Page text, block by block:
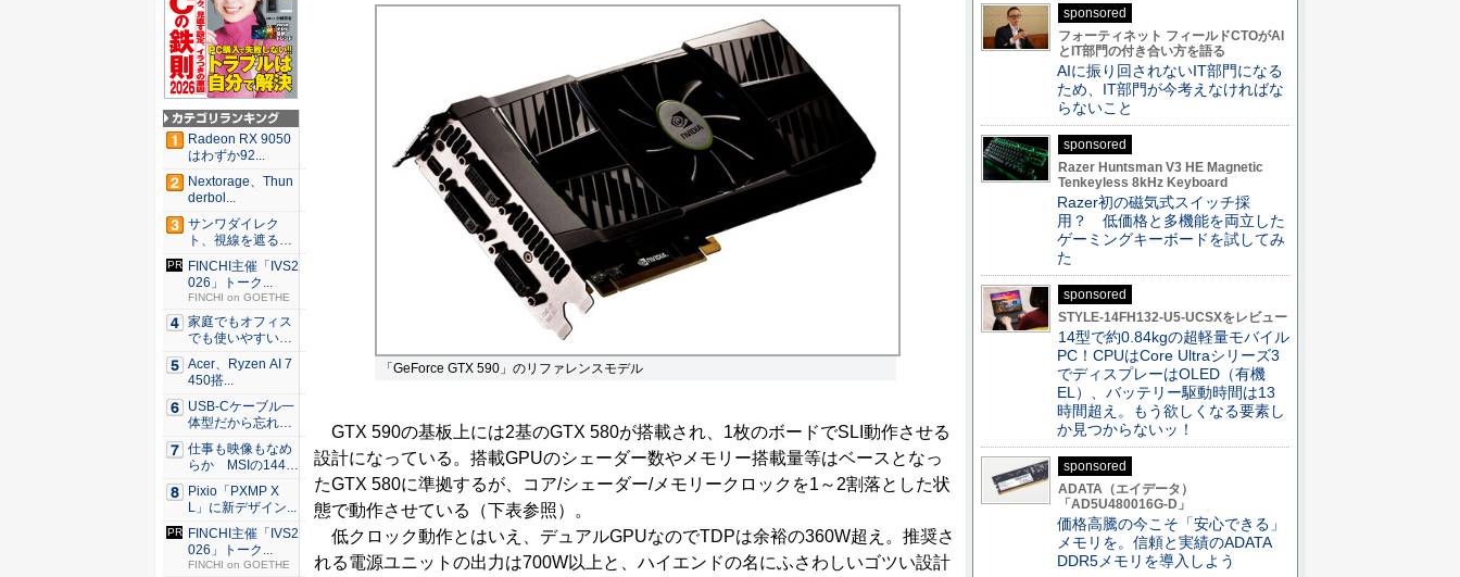
「GeForce GTX 590」のリファレンスモデル
GTX 590の基板上には2基のGTX 580が搭載され、1枚のボードでSLI動作させる
設計になっている。搭載GPUのシェーダー数やメモリー搭載量等はベースとなっ
たGTX 580に準拠するが、コア/シェーダー/メモリークロックを1～2割落とした状
態で動作させている（下表参照）。
低クロック動作とはいえ、デュアルGPUなのでTDPは余裕の360W超え。推奨さ
れる電源ユニットの出力は700W以上と、ハイエンドの名にふさわしいゴツい設計
Radeon RX 9050
はわずか92...
Nextorage、Thun
derbol...
サンワダイレク
ト、視線を遮るフ
ェルト製デ...
FINCHI主催「IVS2
026」トーク...
FINCHI on GOETHE
家庭でもオフィス
でも使いやすい
Syno...
Acer、Ryzen AI 7
450搭...
USB-Cケーブル一
体型だから忘れな
い！...
仕事も映像もなめ
らか MSIの144H
z...
Pixio「PXMP X
L」に新デザイン...
FINCHI主催「IVS2
026」トーク...
FINCHI on GOETHE
sponsored
フォーティネット フィールドCTOがAI
とIT部門の付き合い方を語る
AIに振り回されないIT部門になる
ため、IT部門が今考えなければな
らないこと
sponsored
Razer Huntsman V3 HE Magnetic
Tenkeyless 8kHz Keyboard
Razer初の磁気式スイッチ採
用？ 低価格と多機能を両立した
ゲーミングキーボードを試してみ
た
sponsored
STYLE-14FH132-U5-UCSXをレビュー
14型で約0.84kgの超軽量モバイル
PC！CPUはCore Ultraシリーズ3
でディスプレーはOLED（有機
EL）、バッテリー駆動時間は13
時間超え。もう欲しくなる要素し
か見つからないッ！
sponsored
ADATA（エイデータ）
「AD5U480016G-D」
価格高騰の今こそ「安心できる」
メモリを。信頼と実績のADATA
DDR5メモリを導入しよう